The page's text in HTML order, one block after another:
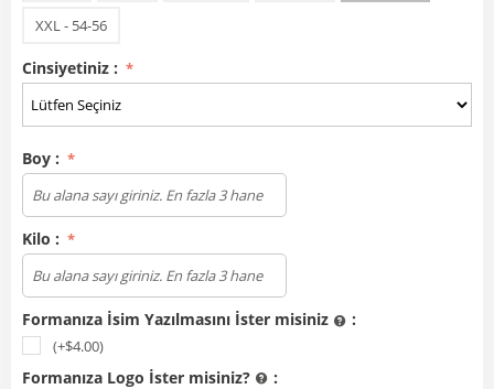
XXL - 54-56
Cinsiyetiniz :
Boy :
Kilo :
Formanıza İsim Yazılmasını İster misiniz :
(+$4.00)
Formanıza Logo İster misiniz? :